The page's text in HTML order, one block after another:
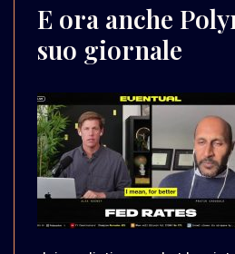
E ora anche
suo giornale